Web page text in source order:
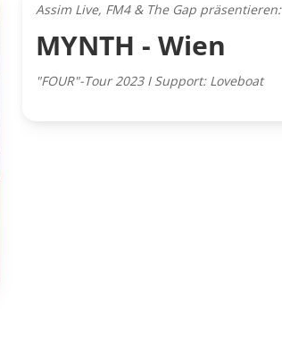
Assim Live, FM4 & The Gap präsentieren:
MYNTH - Wien
"FOUR"-Tour 2023 I Support: Loveboat